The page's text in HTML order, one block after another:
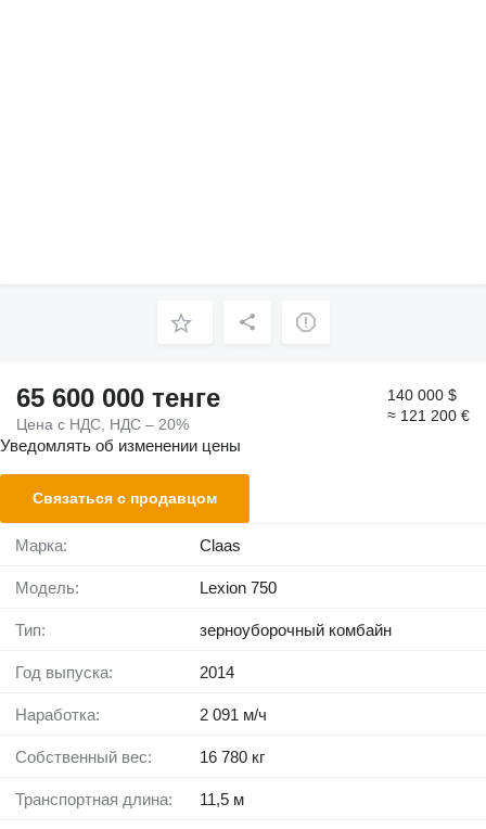
65 600 000 тенге
Цена с НДС, НДС – 20%
140 000 $
≈ 121 200 €
Уведомлять об изменении цены
Связаться с продавцом
Марка: Claas
Модель: Lexion 750
Тип: зерноуборочный комбайн
Год выпуска: 2014
Наработка: 2 091 м/ч
Собственный вес: 16 780 кг
Транспортная длина: 11,5 м